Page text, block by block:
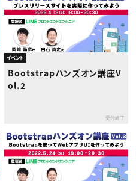
イベント
Bootstrapハンズオン講座V
ol.2
受付終了